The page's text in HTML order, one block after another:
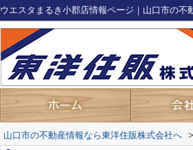
ウエスタまるき小郡店情報ページ｜山口市の不
山口市の不動産情報なら東洋住販株式会社へ >